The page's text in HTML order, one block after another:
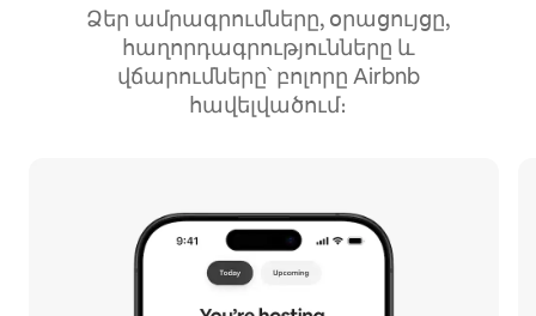
Ձեր ամրագրումները, օրացույցը,
հաղորդագրությունները և
վճարումները՝ բոլորը Airbnb
հավելվածում։